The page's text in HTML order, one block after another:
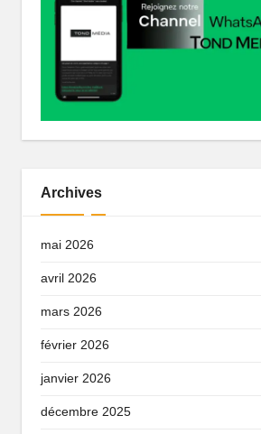
Archives
mai 2026
avril 2026
mars 2026
février 2026
janvier 2026
décembre 2025